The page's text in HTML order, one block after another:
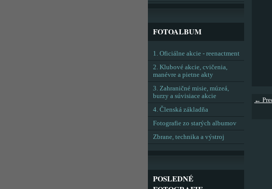
←
FOTOALBUM
1. Oficiálne akcie - reenactment
2. Klubové akcie, cvičenia,
manévre a pietne akty
3. Zahraničné misie, múzeá,
burzy a súvisiace akcie
4. Členská základňa
Fotografie zo starých albumov
Zbrane, technika a výstroj
POSLEDNÉ